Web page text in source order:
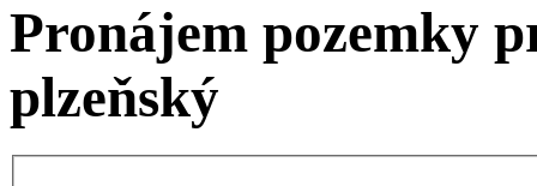
Pronájem pozemky
plzeňský